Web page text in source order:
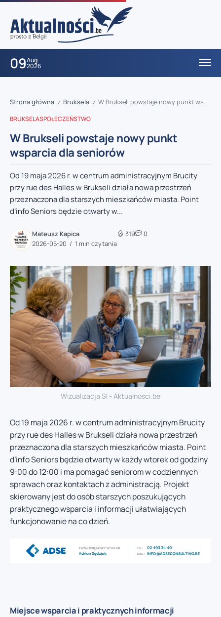
09Aug
2026
Strona główna / Bruksela / W Brukseli powstaje nowy punkt wsparcia dla seniorów
BRUKSELASPOŁECZEŃSTWO
W Brukseli powstaje nowy punkt
wsparcia dla seniorów
Od 19 maja 2026 r. w centrum administracyjnym Brucity
przy rue des Halles w Brukseli działa nowa przestrzeń
przeznaczona dla starszych mieszkańców miasta. Point
d’info Seniors będzie otwarty w...
Mateusz Kapica
2026-05-20
1 min czytania
319 0
Wizualizacja SI - Aktualnosci.be
Od 19 maja 2026 r. w centrum administracyjnym Brucity
przy rue des Halles w Brukseli działa nowa przestrzeń
przeznaczona dla starszych mieszkańców miasta. Point
d’info Seniors będzie otwarty w każdy wtorek od godziny
9:00 do 12:00 i ma pomagać seniorom w codziennych
sprawach oraz kontaktach z administracją. Projekt
skierowany jest do osób starszych poszukujących
praktycznego wsparcia i informacji ułatwiających
funkcjonowanie na co dzień.
Miejsce wsparcia i praktycznych informacji